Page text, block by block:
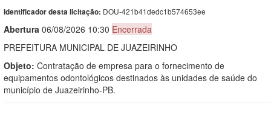
Identificador desta licitação: DOU-421b41dedc1b574653ee
Abertura 06/08/2026 10:30 Encerrada
PREFEITURA MUNICIPAL DE JUAZEIRINHO
Objeto: Contratação de empresa para o fornecimento de
equipamentos odontológicos destinados às unidades de saúde do
município de Juazeirinho-PB.